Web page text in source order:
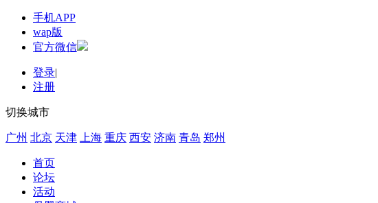
手机APP
wap版
官方微信
登录|
注册
切换城市
广州 北京 天津 上海 重庆 西安 济南 青岛 郑州
首页
论坛
活动